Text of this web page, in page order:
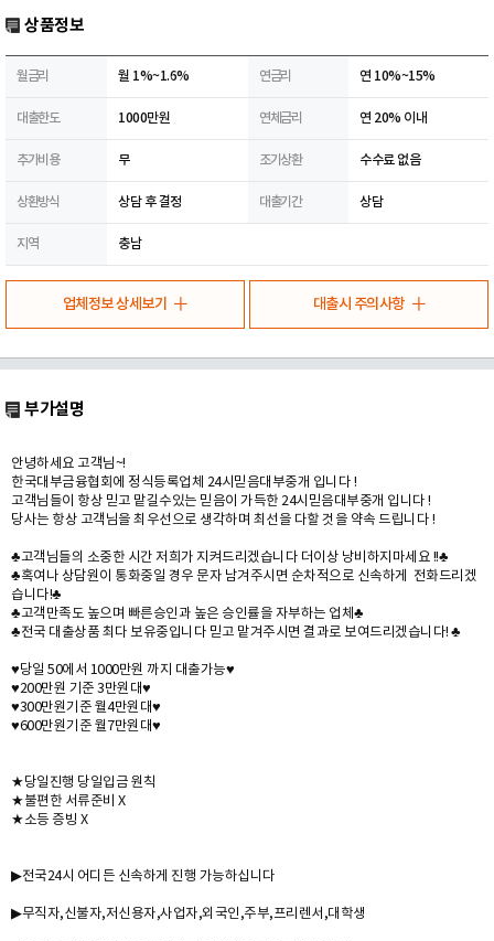
상품정보
월금리 월 1%~1.6% 연금리 연 10%~15%
대출한도 1000만원 연체금리 연 20% 이내
추가비용 무 조기상환 수수료 없음
상환방식 상담 후 결정 대출기간 상담
지역 충남
업체정보 상세보기 대출시 주의사항
부가설명
안녕하세요 고객님~!
한국대부금융협회에 정식등록업체 24시믿음대부중개 입니다 !
고객님들이 항상 믿고 맡길수있는 믿음이 가득한 24시믿음대부중개 입니다 !
당사는 항상 고객님을 최우선으로 생각하며 최선을 다할 것을 약속 드립니다 !
♣고객님들의 소중한 시간 저희가 지켜드리겠습니다 더이상 낭비하지마세요 !!♣
♣혹여나 상담원이 통화중일 경우 문자 남겨주시면 순차적으로 신속하게 전화드리겠
습니다!♣
♣고객만족도 높으며 빠른승인과 높은 승인률을 자부하는 업체♣
♣전국 대출상품 최다 보유중입니다 믿고 맡겨주시면 결과로 보여드리겠습니다! ♣
♥당일 50에서 1000만원 까지 대출가능♥
♥200만원 기준 3만원대♥
♥300만원기준 월4만원대♥
♥600만원기준 월7만원대♥
★당일진행 당일입금 원칙
★불편한 서류준비 X
★소등 증빙 X
▶전국24시 어디든 신속하게 진행 가능하십니다
▶무직자,신불자,저신용자,사업자,외국인,주부,프리렌서,대학생